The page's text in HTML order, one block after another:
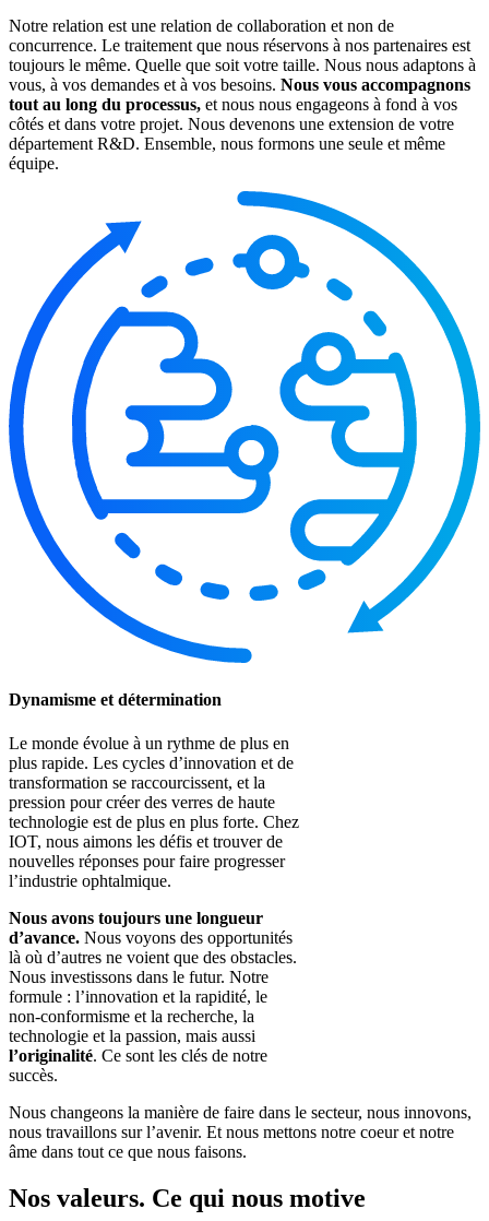
Notre relation est une relation de collaboration et non de
concurrence. Le traitement que nous réservons à nos partenaires est
toujours le même. Quelle que soit votre taille. Nous nous adaptons à
vous, à vos demandes et à vos besoins. Nous vous accompagnons
tout au long du processus, et nous nous engageons à fond à vos
côtés et dans votre projet. Nous devenons une extension de votre
département R&D. Ensemble, nous formons une seule et même
équipe.
Dynamisme et détermination
Le monde évolue à un rythme de plus en
plus rapide. Les cycles d’innovation et de
transformation se raccourcissent, et la
pression pour créer des verres de haute
technologie est de plus en plus forte. Chez
IOT, nous aimons les défis et trouver de
nouvelles réponses pour faire progresser
l’industrie ophtalmique.
Nous avons toujours une longueur
d’avance. Nous voyons des opportunités
là où d’autres ne voient que des obstacles.
Nous investissons dans le futur. Notre
formule : l’innovation et la rapidité, le
non-conformisme et la recherche, la
technologie et la passion, mais aussi
l’originalité. Ce sont les clés de notre
succès.
Nous changeons la manière de faire dans le secteur, nous innovons,
nous travaillons sur l’avenir. Et nous mettons notre coeur et notre
âme dans tout ce que nous faisons.
Nos valeurs. Ce qui nous motive